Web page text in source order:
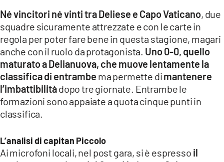
LACTV.IT
LACONAIR.IT
LACITYMAG.IT
ILREGGINO.IT
COSENZACHANNEL.IT
CATANZAROCHANNEL.IT
Né vincitori né vinti tra Deliese e Capo Vaticano, due
squadre sicuramente attrezzate e con le carte in
regola per poter fare bene in questa stagione, magari
anche con il ruolo da protagonista. Uno 0-0, quello
maturato a Delianuova, che muove lentamente la
classifica di entrambe ma permette dimantenere
l’imbattibilitàdopo tre giornate. Entrambe le
formazioni sono appaiate a quota cinque punti in
classifica.
L’analisi di capitan Piccolo
Ai microfoni locali, nel post gara, si è espresso il